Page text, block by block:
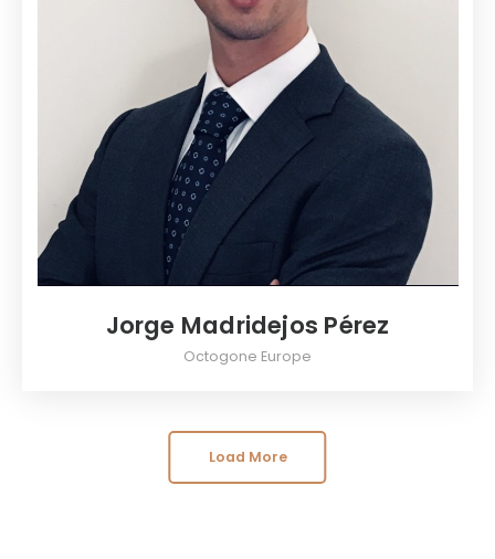
Jorge Madridejos Pérez
Octogone Europe
Load More